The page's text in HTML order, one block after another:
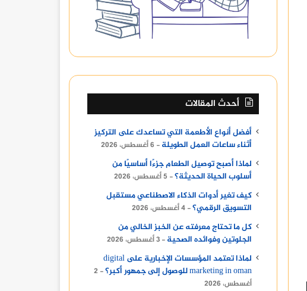
أحدث المقالات
أفضل أنواع الأطعمة التي تساعدك على التركيز
أثناء ساعات العمل الطويلة
6 أغسطس، 2026
لماذا أصبح توصيل الطعام جزءًا أساسيًا من
أسلوب الحياة الحديثة؟
5 أغسطس، 2026
كيف تغير أدوات الذكاء الاصطناعي مستقبل
التسويق الرقمي؟
4 أغسطس، 2026
كل ما تحتاج معرفته عن الخبز الخالي من
الجلوتين وفوائده الصحية
3 أغسطس، 2026
لماذا تعتمد المؤسسات الإخبارية على digital
marketing in oman للوصول إلى جمهور أكبر؟
2
أغسطس، 2026